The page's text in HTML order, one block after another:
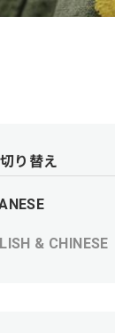
り替え
& CHINESE